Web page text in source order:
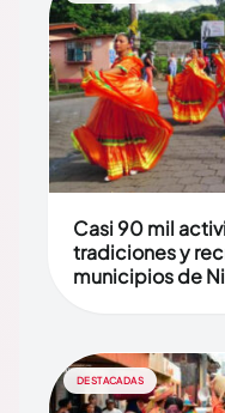
Casi 90 mil
tradiciones y
municipios de
DESTACADAS